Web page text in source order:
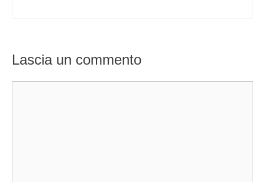
Lascia un commento